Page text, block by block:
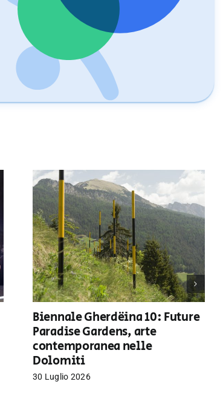
Biennale Gherdëina 10: Future
Paradise Gardens, arte
contemporanea nelle
Dolomiti
30 Luglio 2026